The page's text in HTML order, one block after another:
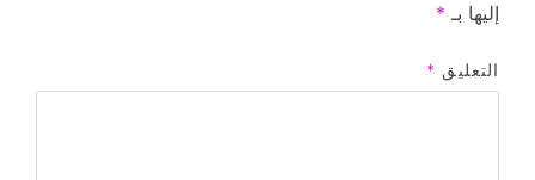
إليها بـ *
التعليق *